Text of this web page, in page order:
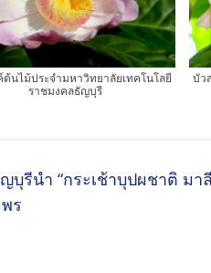
ต้นไม้ประจำมหาวิทยาลัยเทคโนโลยี
ราชมงคลธัญบุรี
บัว
บุรีนำ “กระเช้าบุปผชาติ ม
ร